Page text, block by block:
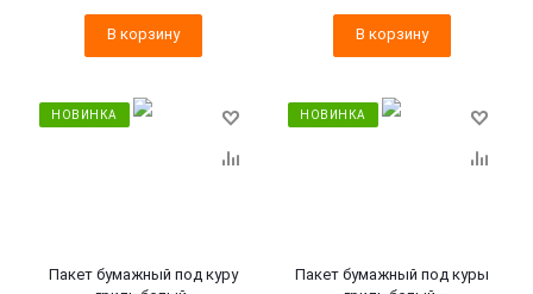
В корзину В корзину
НОВИНКА
Пакет бумажный под куру
НОВИНКА
Пакет бумажный под куры